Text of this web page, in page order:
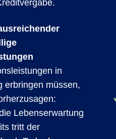
in
erbringen müssen,
Lebenserwartung
tritt der